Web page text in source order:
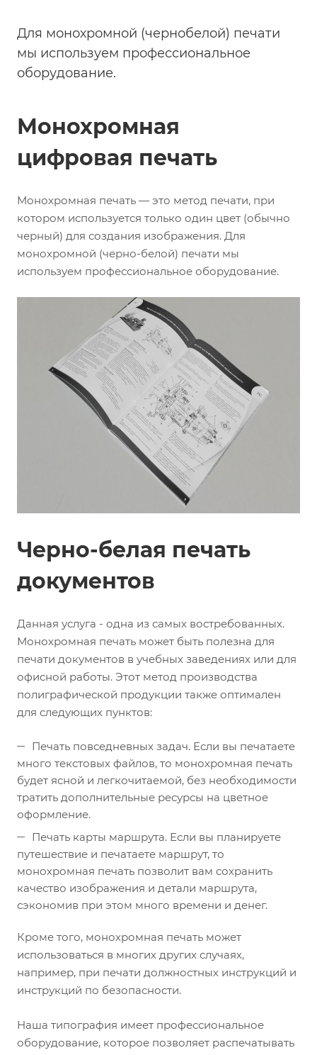
Для монохромной (чернобелой) печати
мы используем профессиональное
оборудование.
Монохромная
цифровая печать
Монохромная печать — это метод печати, при
котором используется только один цвет (обычно
черный) для создания изображения. Для
монохромной (черно-белой) печати мы
используем профессиональное оборудование.
Черно-белая печать
документов
Данная услуга - одна из самых востребованных.
Монохромная печать может быть полезна для
печати документов в учебных заведениях или для
офисной работы. Этот метод производства
полиграфической продукции также оптимален
для следующих пунктов:
Печать повседневных задач. Если вы печатаете
много текстовых файлов, то монохромная печать
будет ясной и легкочитаемой, без необходимости
тратить дополнительные ресурсы на цветное
оформление.
Печать карты маршрута. Если вы планируете
путешествие и печатаете маршрут, то
монохромная печать позволит вам сохранить
качество изображения и детали маршрута,
сэкономив при этом много времени и денег.
Кроме того, монохромная печать может
использоваться в многих других случаях,
например, при печати должностных инструкций и
инструкций по безопасности.
Наша типография имеет профессиональное
оборудование, которое позволяет распечатывать